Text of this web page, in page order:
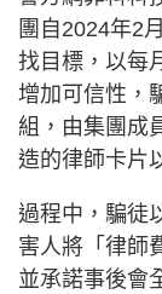
團自2024年2
找目標，以每
增加可信性，
組，由集團成
造的律師卡片
過程中，騙徒
害人將「律師
並承諾事後會